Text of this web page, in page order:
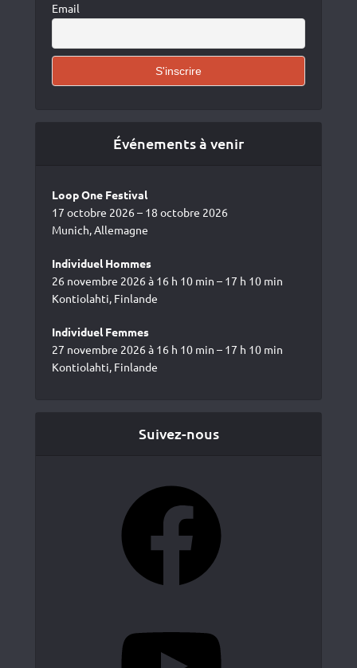
Email
Événements à venir
Loop One Festival
17 octobre 2026 – 18 octobre 2026
Munich, Allemagne
Individuel Hommes
26 novembre 2026 à 16 h 10 min – 17 h 10 min
Kontiolahti, Finlande
Individuel Femmes
27 novembre 2026 à 16 h 10 min – 17 h 10 min
Kontiolahti, Finlande
Suivez-nous